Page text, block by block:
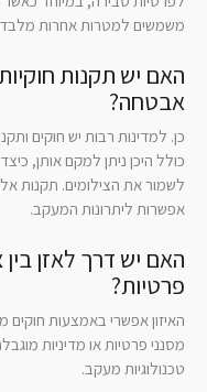
משמשים למטרות אחרות
האם יש תקנות
אבטחה?
כן. למדינות רבות יש חוקים
כולל היכן ניתן למקם אותן,
לשמור את הצילומים. תקנות
אפשרות ליתרונות המעקב.
האם יש דרך לאזן בין
פרטיות?
האיזון אפשרי באמצעות חוקים
מסנני פרטיות או מדיניות
טכנולוגיות מעקב.